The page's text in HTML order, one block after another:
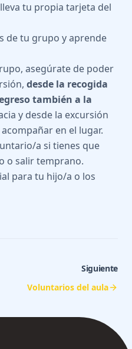
tu propia tarjeta del
de tu grupo y aprende
asegúrate de poder
desde la recogida
también a la
y desde la excursión
en el lugar.
a si tienes que
o salir temprano.
para tu hijo/a o los
Siguiente
Voluntarios del aula